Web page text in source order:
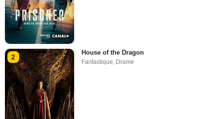
2
House of the Dragon
Fantastique, Drame